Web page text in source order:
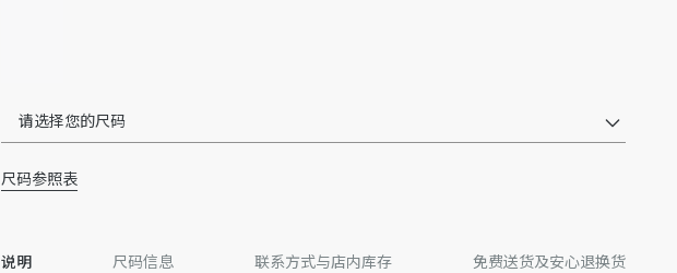
请选择您的尺码
尺码参照表
说明 尺码信息 联系方式与店内库存 免费送货及安心退换货